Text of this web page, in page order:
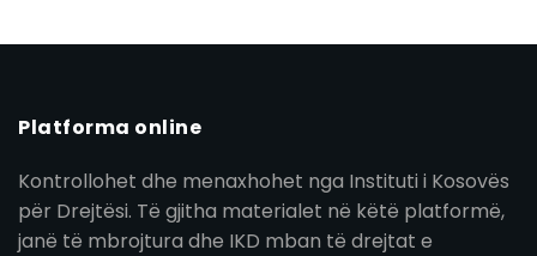
Platforma online
Kontrollohet dhe menaxhohet nga Instituti i Kosovës
për Drejtësi. Të gjitha materialet në këtë platformë,
janë të mbrojtura dhe IKD mban të drejtat e